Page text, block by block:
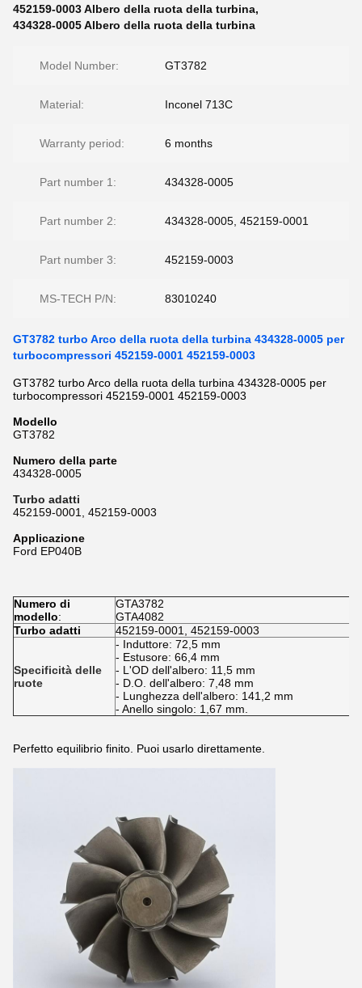
452159-0003 Albero della ruota della turbina,
434328-0005 Albero della ruota della turbina
Model Number: GT3782
Material: Inconel 713C
Warranty period: 6 months
Part number 1: 434328-0005
Part number 2: 434328-0005, 452159-0001
Part number 3: 452159-0003
MS-TECH P/N: 83010240
GT3782 turbo Arco della ruota della turbina 434328-0005 per
turbocompressori 452159-0001 452159-0003
GT3782 turbo Arco della ruota della turbina 434328-0005 per
turbocompressori 452159-0001 452159-0003
Modello
GT3782
Numero della parte
434328-0005
Turbo adatti
452159-0001, 452159-0003
Applicazione
Ford EP040B
Numero di
modello:
GTA3782
GTA4082
Turbo adatti
452159-0001, 452159-0003
Specificità delle
ruote
- Induttore: 72,5 mm
- Estusore: 66,4 mm
- L'OD dell'albero: 11,5 mm
- D.O. dell'albero: 7,48 mm
- Lunghezza dell'albero: 141,2 mm
- Anello singolo: 1,67 mm.
Perfetto equilibrio finito. Puoi usarlo direttamente.